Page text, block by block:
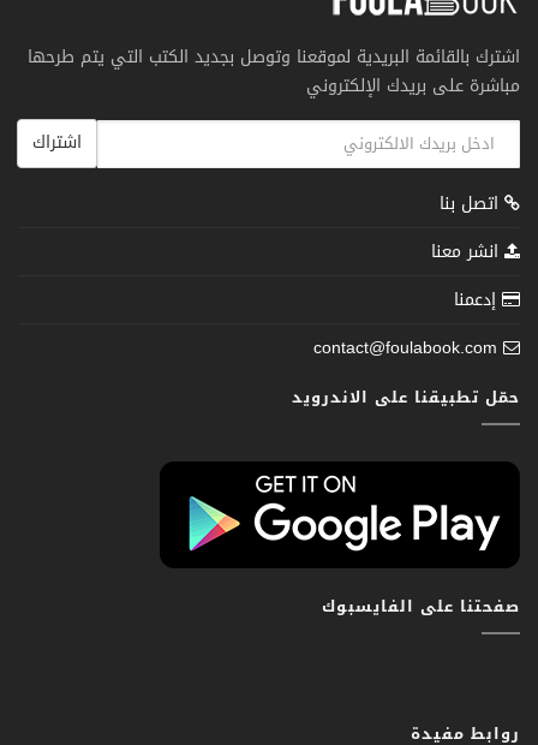
اشترك بالقائمة البريدية لموقعنا وتوصل بجديد الكتب التي يتم طرحها
مباشرة على بريدك الإلكتروني
اشتراك
اتصل بنا
انشر معنا
إدعمنا
contact@foulabook.com
حمّل تطبيقنا على الاندرويد
صفحتنا على الفايسبوك
روابط مفيدة